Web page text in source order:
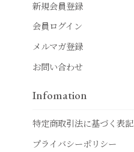
新規会員登録
会員ログイン
メルマガ登録
お問い合わせ
Infomation
特定商取引法に基づく表記
プライバシーポリシー